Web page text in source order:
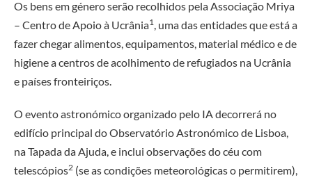
Os bens em género serão recolhidos pela Associação Mriya
– Centro de Apoio à Ucrânia1 , uma das entidades que está a
fazer chegar alimentos, equipamentos, material médico e de
higiene a centros de acolhimento de refugiados na Ucrânia
e países fronteiriços.
O evento astronómico organizado pelo IA decorrerá no
edifício principal do Observatório Astronómico de Lisboa,
na Tapada da Ajuda, e inclui observações do céu com
telescópios2 (se as condições meteorológicas o permitirem),